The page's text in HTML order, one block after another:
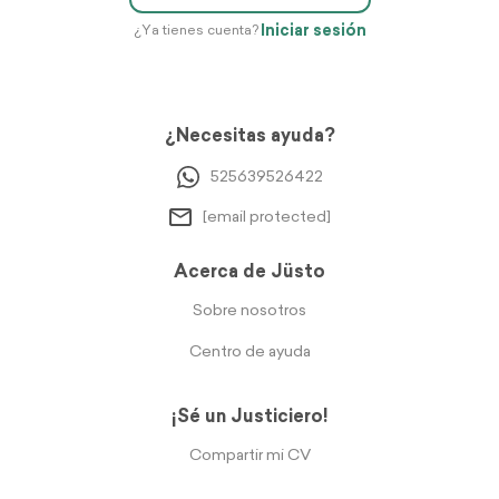
¿Ya tienes cuenta? Iniciar sesión
¿Necesitas ayuda?
525639526422
[email protected]
Acerca de Jüsto
Sobre nosotros
Centro de ayuda
¡Sé un Justiciero!
Compartir mi CV